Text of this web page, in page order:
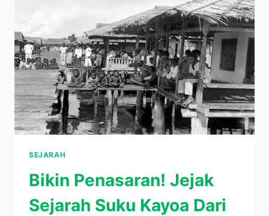
KAPAN
MEROKOK
DI
PESAWAT
DILARANG?
SEJARAH
Bikin Penasaran! Jejak
Sejarah Suku Kayoa Dari